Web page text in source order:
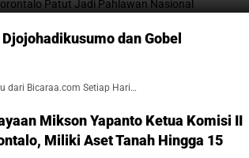
dan Gobel
dari Bicaraa.com Setiap Hari…
Mikson Yapanto Ketua Komisi II
Miliki Aset Tanah Hingga 15